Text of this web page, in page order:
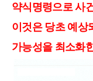
약식명령으로 사
이것은 당초 예상
가능성을 최소화